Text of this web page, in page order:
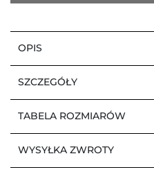
OPIS
SZCZEGÓŁY
TABELA ROZMIARÓW
WYSYŁKA ZWROTY